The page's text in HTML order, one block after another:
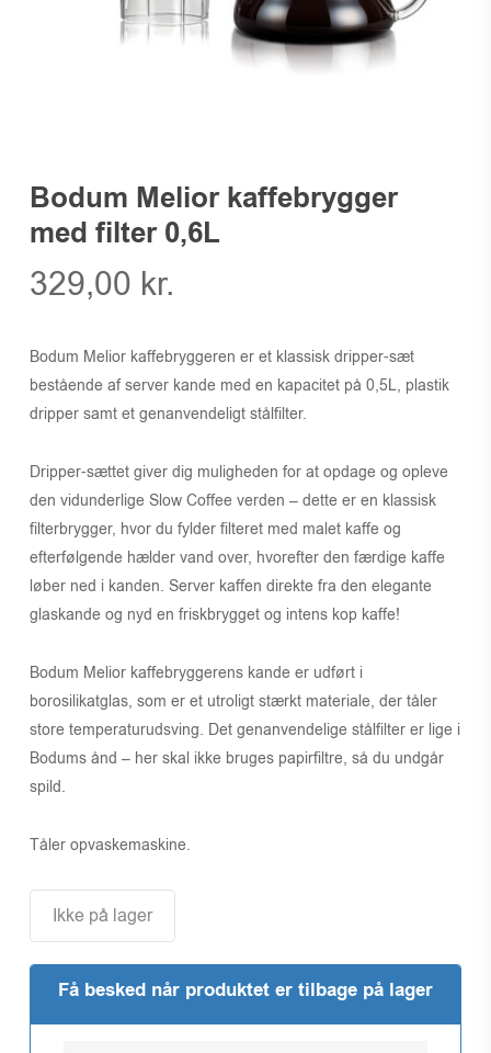
Bodum Melior kaffebrygger
med filter 0,6L
329,00 kr.
Bodum Melior kaffebryggeren er et klassisk dripper-sæt
bestående af server kande med en kapacitet på 0,5L, plastik
dripper samt et genanvendeligt stålfilter.
Dripper-sættet giver dig muligheden for at opdage og opleve
den vidunderlige Slow Coffee verden – dette er en klassisk
filterbrygger, hvor du fylder filteret med malet kaffe og
efterfølgende hælder vand over, hvorefter den færdige kaffe
løber ned i kanden. Server kaffen direkte fra den elegante
glaskande og nyd en friskbrygget og intens kop kaffe!
Bodum Melior kaffebryggerens kande er udført i
borosilikatglas, som er et utroligt stærkt materiale, der tåler
store temperaturudsving. Det genanvendelige stålfilter er lige i
Bodums ånd – her skal ikke bruges papirfiltre, så du undgår
spild.
Tåler opvaskemaskine.
Ikke på lager
Få besked når produktet er tilbage på lager